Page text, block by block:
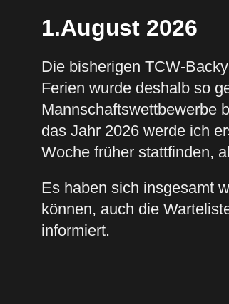
1.August 2026
Die bisherigen TCW-
Ferien wurde deshalb so
Mannschaftswettbewerbe
das Jahr 2026 werde ich
Woche früher stattfinden,
Es haben sich insgesamt
können, auch die
informiert.